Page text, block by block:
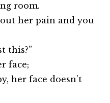
room.
her pain and you
this?”
face;
her face doesn’t